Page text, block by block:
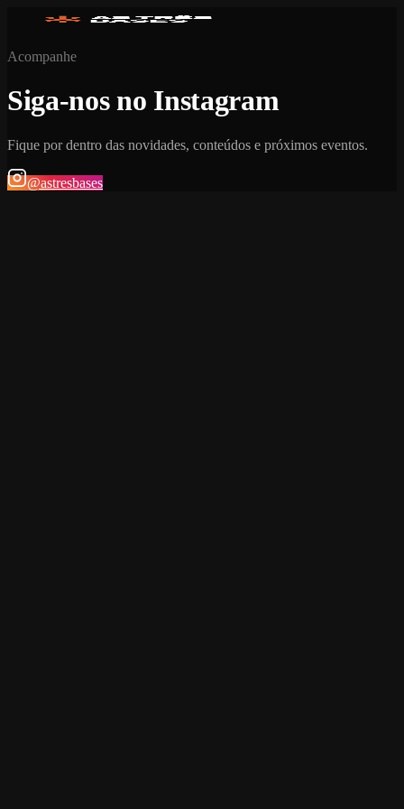
Acompanhe
Siga-nos no Instagram
Fique por dentro das novidades, conteúdos e próximos eventos.
@astresbases